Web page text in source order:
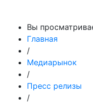
Вы
Главная
/
Медиарынок
/
Пресс релизы
/